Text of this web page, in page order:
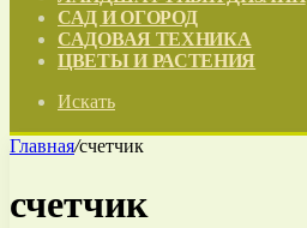
САД И ОГОРОД
САДОВАЯ ТЕХНИКА
ЦВЕТЫ И РАСТЕНИЯ
Искать
Главная/счетчик
счетчик